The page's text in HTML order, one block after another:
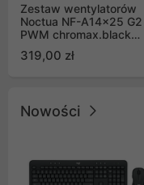
Zestaw wentylatorów
Noctua NF-A14x25 G2
PWM chromax.black
Push Pull (2szt)
319,00 zł
Nowości